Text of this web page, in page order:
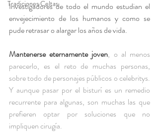
Tradiciones Celtas
Investigadores de todo el mundo estudian el
envejecimiento de los humanos y como se
pude retrasar o alargar los años de vida.
Mantenerse eternamente joven, o al menos
parecerlo, es el reto de muchas personas,
sobre todo de personajes públicos o celebritys.
Y aunque pasar por el bisturí es un remedio
recurrente para algunas, son muchas las que
prefieren optar por soluciones que no
impliquen cirugía.